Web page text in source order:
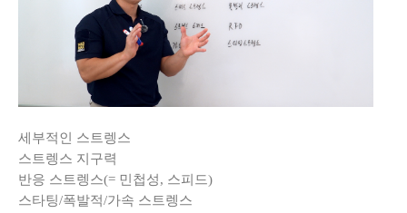
세부적인 스트렝스
스트렝스 지구력
반응 스트렝스(= 민첩성, 스피드)
스타팅/폭발적/가속 스트렝스